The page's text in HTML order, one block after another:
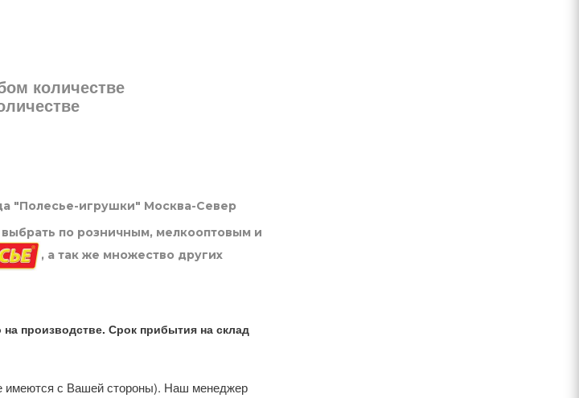
количестве
"Полесье-игрушки" Москва-Север
по розничным, мелкооптовым и
, а так же множество других
производстве. Срок прибытия на склад
имеются с Вашей стороны). Наш менеджер